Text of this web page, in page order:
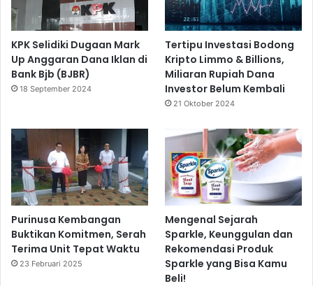
KPK Selidiki Dugaan Mark
Up Anggaran Dana Iklan di
Bank Bjb (BJBR)
18 September 2024
Tertipu Investasi Bodong
Kripto Limmo & Billions,
Miliaran Rupiah Dana
Investor Belum Kembali
21 Oktober 2024
Purinusa Kembangan
Buktikan Komitmen, Serah
Terima Unit Tepat Waktu
23 Februari 2025
Mengenal Sejarah
Sparkle, Keunggulan dan
Rekomendasi Produk
Sparkle yang Bisa Kamu
Beli!